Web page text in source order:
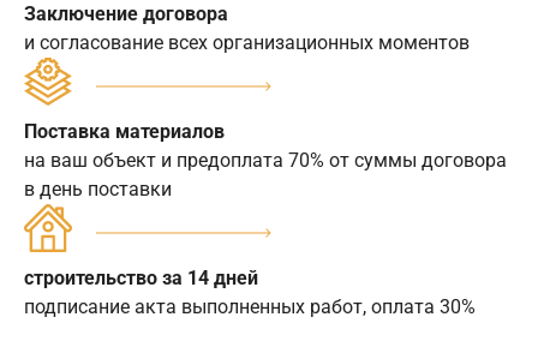
Заключение договора
и согласование всех организационных моментов
Поставка материалов
на ваш объект и предоплата 70% от суммы договора
в день поставки
строительство за 14 дней
подписание акта выполненных работ, оплата 30%